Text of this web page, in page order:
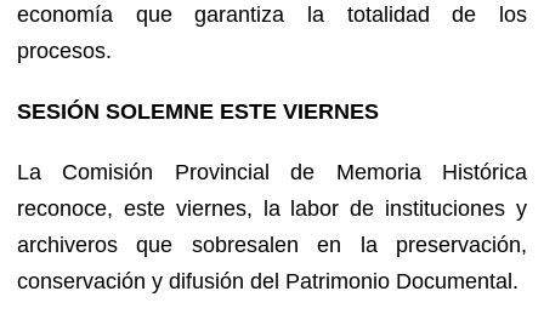
economía que garantiza la totalidad de los
procesos.
SESIÓN SOLEMNE ESTE VIERNES
La Comisión Provincial de Memoria Histórica
reconoce, este viernes, la labor de instituciones y
archiveros que sobresalen en la preservación,
conservación y difusión del Patrimonio Documental.